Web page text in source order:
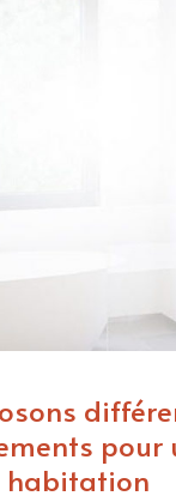
pour
habitation